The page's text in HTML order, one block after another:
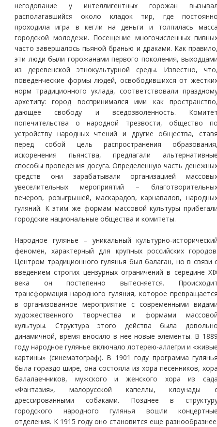
негодование у интеллигентных горожан
располагавшийся около кладок тир, где
проходила игра в кегли на деньги и толпилась
городской молодежи. Посещение многочисленных
часто завершалось пьяной бранью и драками. Как
эти люди были горожанами первого поколения,
из деревенской этнокультурной среды. Известно,
поведенческие формы людей, освободившихся от
норм традиционного уклада, соответствовали
архетипу: город воспринимался ими как
дающее свободу и вседозволенность.
попечительства о народной трезвости, общество
устройству народных чтений и другие общества,
перед собой цель распространения
искоренения пьянства, предлагали
способы проведения досуга. Определенную часть
средств они зарабатывали организацией
увеселительных мероприятий –
вечеров, розыгрышей, маскарадов, карнавалов,
гуляний. К этим же формам массовой культуры
городские национальные общества и комитеты.
Народное гулянье – уникальный культурно-
феномен, характерный для крупных российских
Центром традиционного гулянья был балаган, но в связи
введением строгих цензурных ограничений в середине
века он постепенно вытесняется.
трансформация народного гуляния, которое
в организованное мероприятие с современными
художественного творчества и формами
культуры. Структура этого действа была
динамичной, время вносило в нее новые элементы. В
году народное гулянье включало лотерею-аллегри и
картины» (синематограф). В 1901 году программа
была гораздо шире, она состояла из хора песенников,
балалаечников, мужского и женского хора из
«Фантазия», малорусской капеллы, клоунады
дрессированными собаками. Позднее в
городского народного гулянья вошли
отделения. К 1915 году оно становится еще